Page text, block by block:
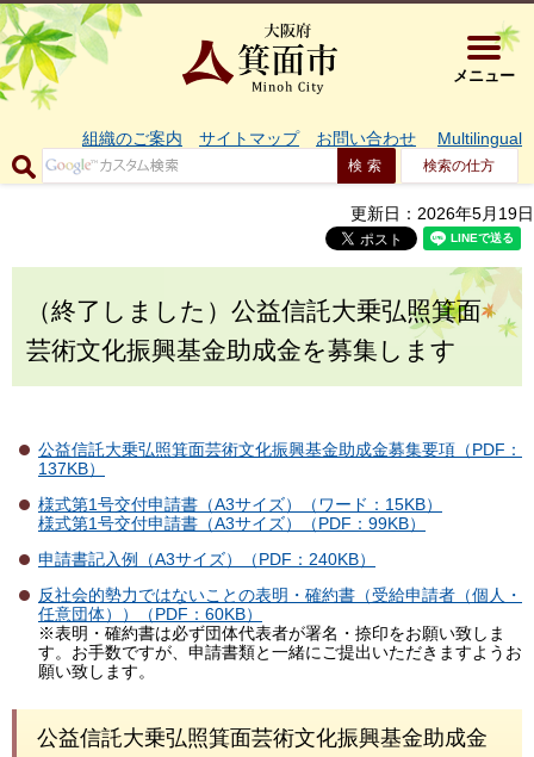
大阪府箕
メニュー
組織のご案内 サイトマップ お問い合わせ Multilingual
検索の仕方
更新日：2026年5月19日
（終了しました）公益信託大乗弘照箕面
芸術文化振興基金助成金を募集します
公益信託大乗弘照箕面芸術文化振興基金助成金募集要項（PDF：
137KB）
様式第1号交付申請書（A3サイズ）（ワード：15KB）
様式第1号交付申請書（A3サイズ）（PDF：99KB）
申請書記入例（A3サイズ）（PDF：240KB）
反社会的勢力ではないことの表明・確約書（受給申請者（個人・
任意団体））（PDF：60KB）
※表明・確約書は必ず団体代表者が署名・捺印をお願い致しま
す。お手数ですが、申請書類と一緒にご提出いただきますようお
願い致します。
公益信託大乗弘照箕面芸術文化振興基金助成金